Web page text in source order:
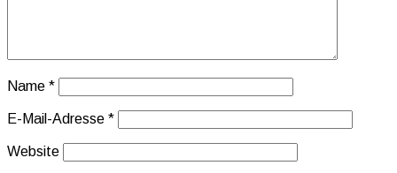
Name *
E-Mail-Adresse *
Website